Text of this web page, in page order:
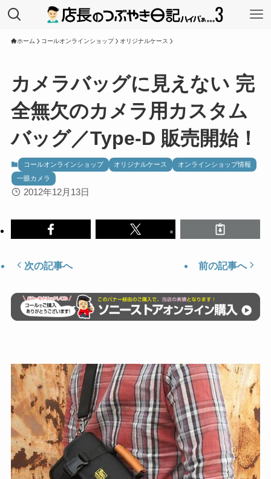
ホーム コールオンラインショップ オリジナルケース
カメラバッグに見えない 完
全無欠のカメラ用カスタム
バッグ／Type-D 販売開始！
コールオンラインショップ オリジナルケース
オンラインショップ情報
一眼カメラ
2012年12月13日
次の記事へ 前の記事へ